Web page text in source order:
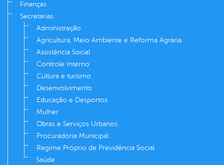
Finanças
Secretarias
Administração
Agricultura, Meio Ambiente e Reforma Agrária
Assistência Social
Controle Interno
Cultura e turismo
Desenvolvimento
Educação e Desportos
Mulher
Obras e Serviços Urbanos
Procuradoria Municipal
Regime Próprio de Previdência Social
Saúde